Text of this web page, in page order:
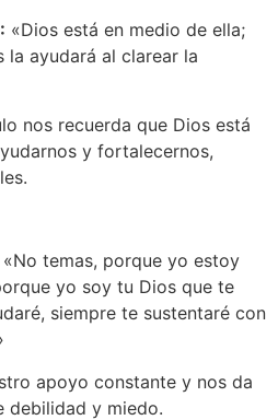
«Dios está en medio de ella;
la ayudará al clarear la
nos recuerda que Dios está
y fortalecernos,
«No temas, porque yo estoy
yo soy tu Dios que te
siempre te sustentaré con
apoyo constante y nos da
debilidad y miedo.